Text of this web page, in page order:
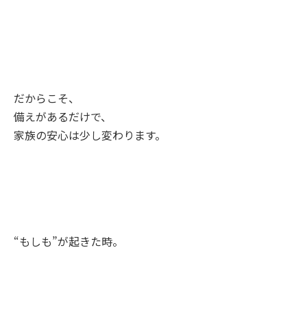
だからこそ、
備えがあるだけで、
家族の安心は少し変わります。
“もしも”が起きた時。